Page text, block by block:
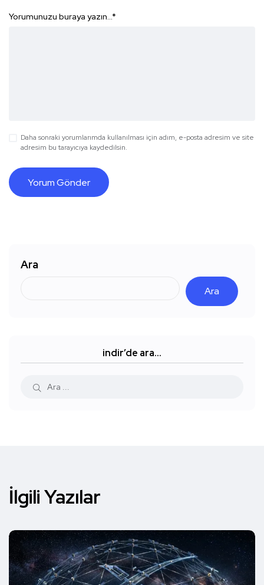
Yorumunuzu buraya yazın...*
Daha sonraki yorumlarımda kullanılması için adım, e-posta adresim ve site
adresim bu tarayıcıya kaydedilsin.
Ara
Ara
indir’de ara…
İlgili Yazılar